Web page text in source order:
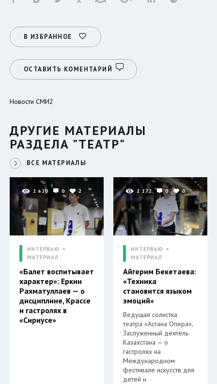
В ИЗБРАННОЕ
ОСТАВИТЬ КОМЕНТАРИЙ
Новости СМИ2
ДРУГИЕ МАТЕРИАЛЫ
РАЗДЕЛА "ТЕАТР"
ВСЕ МАТЕРИАЛЫ
2 620 0 2
ИНТЕРВЬЮ
МАТЕРИАЛ
«Балет воспитывает
характер»: Еркин
Рахматуллаев — о
дисциплине, Крассе
и гастролях в
«Сириусе»
2 172 0 0
ИНТЕРВЬЮ
МАТЕРИАЛ
Айгерим Бекетаева:
«Техника
становится языком
эмоций»
Ведущая солистка
театра «Астана Опера»,
Заслуженный деятель
Казахстана — о
гастролях на
Международном
фестивале искусств для
детей и